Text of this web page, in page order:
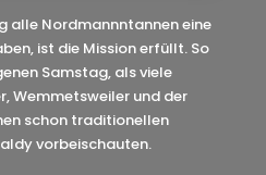
alle Nordmannntannen eine
ist die Mission erfüllt. So
Samstag, als viele
Wemmetsweiler und der
schon traditionellen
vorbeischauten.